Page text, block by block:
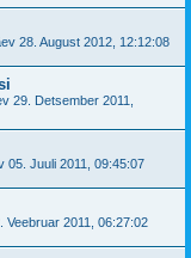
28. August 2012, 12:12:08
29. Detsember 2011,
05. Juuli 2011, 09:45:07
Veebruar 2011, 06:27:02